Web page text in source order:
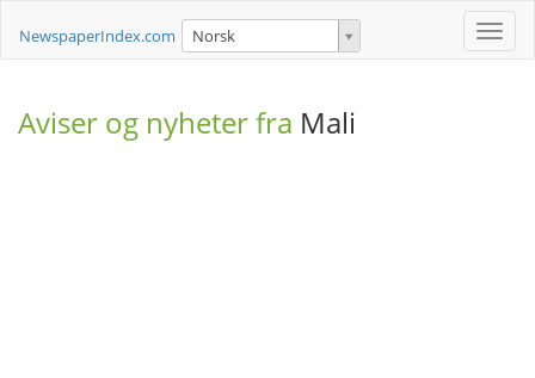
Toggle
NewspaperIndex.com Norsk
Aviser og nyheter fra Mali